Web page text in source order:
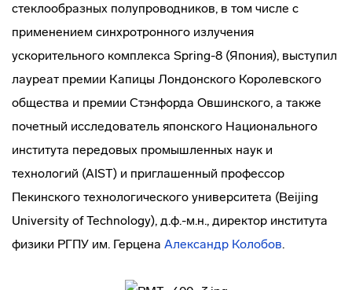
стеклообразных полупроводников, в том числе с
применением синхротронного излучения
ускорительного комплекса Spring-8 (Япония), выступил
лауреат премии Капицы Лондонского Королевского
общества и премии Стэнфорда Овшинского, а также
почетный исследователь японского Национального
института передовых промышленных наук и
технологий (AIST) и приглашенный профессор
Пекинского технологического университета (Beijing
University of Technology), д.ф.-м.н., директор института
физики РГПУ им. Герцена Александр Колобов.